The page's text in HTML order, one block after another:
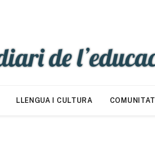
LLENGUA I CULTURA COMUNITAT